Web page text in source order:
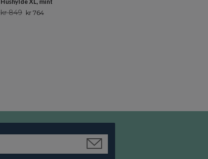
kr 849 kr 764